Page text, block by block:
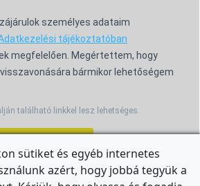
személyes adataim
tájékoztatóban
megfelelően. Megértettem, hogy
bármikor lehetőségem
található linkkel lesz lehetséges.
clickHERE.
sütiket és egyéb internetes
azért, hogy jobbá tegyük a